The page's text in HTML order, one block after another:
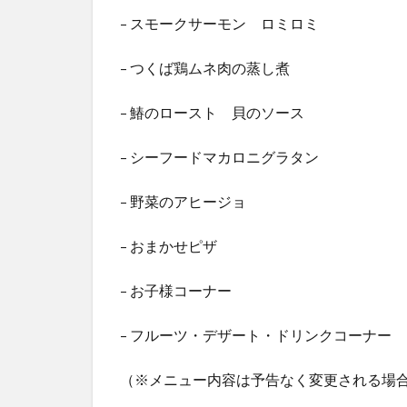
– スモークサーモン ロミロミ
– つくば鶏ムネ肉の蒸し煮
– 鰆のロースト 貝のソース
– シーフードマカロニグラタン
– 野菜のアヒージョ
– おまかせピザ
– お子様コーナー
– フルーツ・デザート・ドリンクコーナー
（※メニュー内容は予告なく変更される場